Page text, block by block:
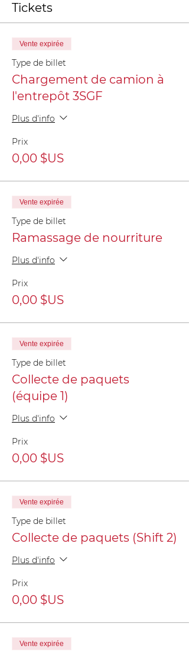
Tickets
Vente expirée
Type de billet
Chargement de camion à
l'entrepôt 3SGF
Plus d'info
Prix
0,00 $US
Vente expirée
Type de billet
Ramassage de nourriture
Plus d'info
Prix
0,00 $US
Vente expirée
Type de billet
Collecte de paquets
(équipe 1)
Plus d'info
Prix
0,00 $US
Vente expirée
Type de billet
Collecte de paquets (Shift 2)
Plus d'info
Prix
0,00 $US
Vente expirée